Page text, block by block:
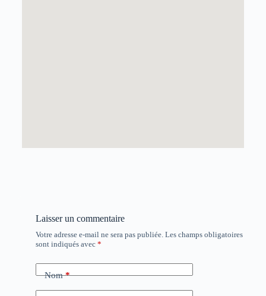
Laisser un commentaire
Votre adresse e-mail ne sera pas publiée. Les champs obligatoires
sont indiqués avec *
Nom*